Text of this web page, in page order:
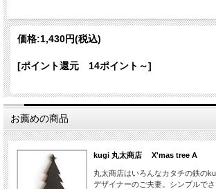
価格:1,430円(税込)
[ポイント還元 14ポイント～]
お薦めの商品
kugi 丸太商店 X'mas tree A
丸太商店はいろんなカタチの鉄の
デザイナーのご夫妻。シンプルで